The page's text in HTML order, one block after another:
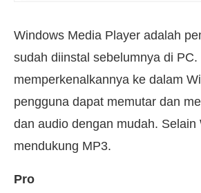
Windows Media Player adalah
sudah diinstal sebelumnya di PC.
memperkenalkannya ke dalam
pengguna dapat memutar dan
dan audio dengan mudah. Selain
mendukung MP3.
Pro